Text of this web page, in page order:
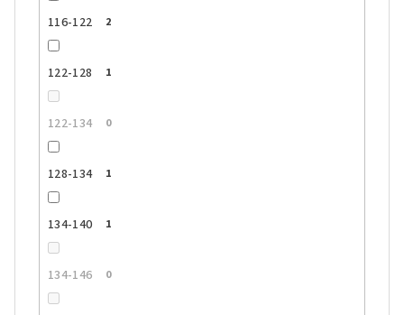
116-122 2
122-128 1
122-134 0
128-134 1
134-140 1
134-146 0